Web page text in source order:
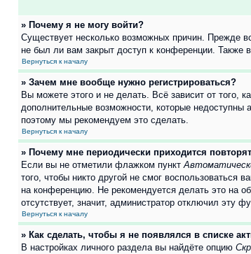
» Почему я не могу войти?
Существует несколько возможных причин. Прежде
не был ли вам закрыт доступ к конференции. Также
Вернуться к началу
» Зачем мне вообще нужно регистрироваться?
Вы можете этого и не делать. Всё зависит от того,
дополнительные возможности, которые недоступны
поэтому мы рекомендуем это сделать.
Вернуться к началу
» Почему мне периодически приходится
Если вы не отметили флажком пункт
того, чтобы никто другой не смог
на конференцию. Не рекомендуется делать это на
отсутствует, значит, администратор отключил эту
Вернуться к началу
» Как сделать, чтобы я не появлялся в списке
В настройках личного раздела вы найдёте опцию